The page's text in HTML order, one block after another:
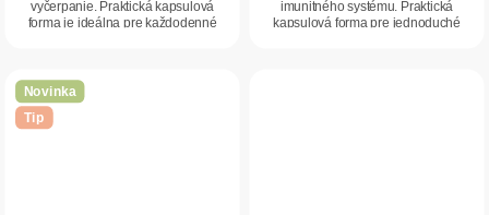
vyčerpanie. Praktická kapsulová
forma je ideálna pre každodenné
imunitného systému. Praktická
kapsulová forma pre jednoduché
Novinka
Tip